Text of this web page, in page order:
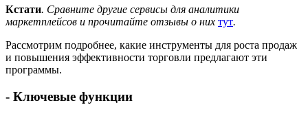
Кстати. Сравните другие сервисы для аналитики
маркетплейсов и прочитайте отзывы о них тут.
Рассмотрим подробнее, какие инструменты для роста продаж
и повышения эффективности торговли предлагают эти
программы.
- Ключевые функции